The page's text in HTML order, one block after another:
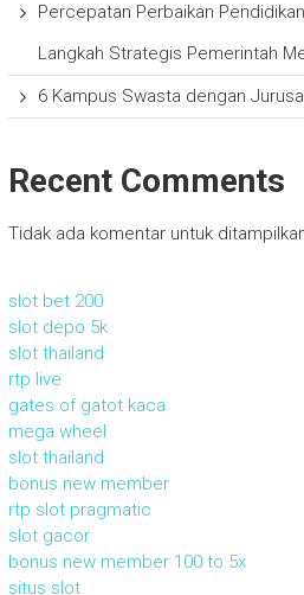
Percepatan Perbaikan
Langkah Strategis Pemerintah
6 Kampus Swasta dengan
Recent Comments
Tidak ada komentar untuk
slot bet 200
slot depo 5k
slot thailand
rtp live
gates of gatot kaca
mega wheel
slot thailand
bonus new member
rtp slot pragmatic
slot gacor
bonus new member 100 to 5x
situs slot